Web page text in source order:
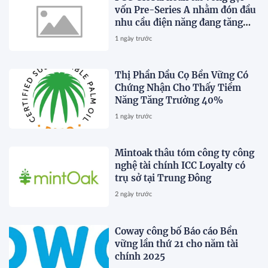
vốn Pre-Series A nhằm đón đầu
nhu cầu điện năng đang tăng
trưởng nhanh chóng tại Đông
1 ngày trước
Thị Phần Dầu Cọ Bền Vững Có
Chứng Nhận Cho Thấy Tiềm
Năng Tăng Trưởng 40%
1 ngày trước
Mintoak thâu tóm công ty công
nghệ tài chính ICC Loyalty có
trụ sở tại Trung Đông
2 ngày trước
Coway công bố Báo cáo Bền
vững lần thứ 21 cho năm tài
chính 2025